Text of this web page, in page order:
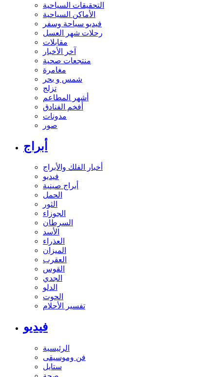
التحقيقات السياحية
الأماكن السياحية
فيديو سياحة وسفر
رحلات شهر العسل
مقابلات
آخر الأخبار
منتجعات صحية
مغامرة
شمس و بحر
تزلج
أشهر المطاعم
أفخم الفنادق
مدونات
صور
أبراج
أخبار الفلك والأبراج
فيديو
أبراج صينية
الحمل
الثور
الجوزاء
السرطان
الأسد
العذراء
الميزان
العقرب
القوس
الجدي
الدلو
الحوت
تفسير الأحلام
فيديو
الرئيسية
فن وموسيقى
ستايل